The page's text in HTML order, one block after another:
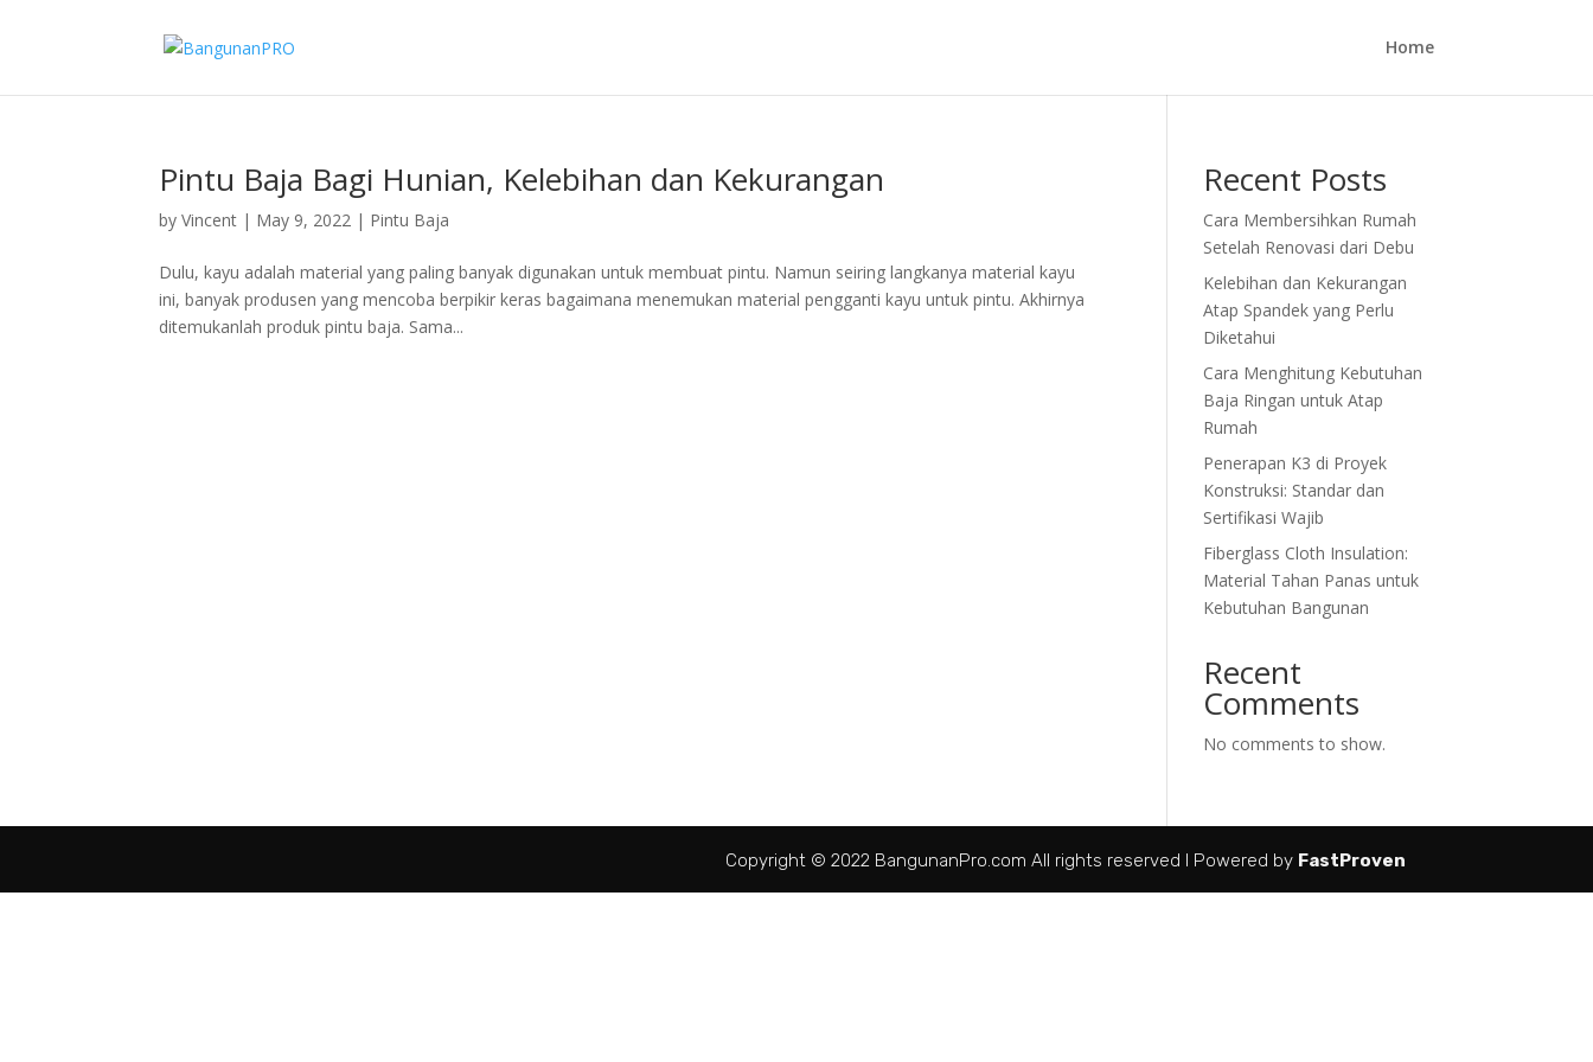
Home
Pintu Baja Bagi Hunian, Kelebihan dan Kekurangan
byVincent | May 9, 2022 | Pintu Baja
Dulu, kayu adalah material yang paling banyak digunakan untuk membuat pintu. Namun seiring langkanya material kayu
ini, banyak produsen yang mencoba berpikir keras bagaimana menemukan material pengganti kayu untuk pintu. Akhirnya
ditemukanlah produk pintu baja. Sama...
Recent Posts
Cara Membersihkan Rumah
Setelah Renovasi dari Debu
Kelebihan dan Kekurangan
Atap Spandek yang Perlu
Diketahui
Cara Menghitung Kebutuhan
Baja Ringan untuk Atap
Rumah
Penerapan K3 di Proyek
Konstruksi: Standar dan
Sertifikasi Wajib
Fiberglass Cloth Insulation:
Material Tahan Panas untuk
Kebutuhan Bangunan
Recent
Comments
No comments to show.
Copyright © 2022 BangunanPro.com All rights reserved I Powered by FastProven